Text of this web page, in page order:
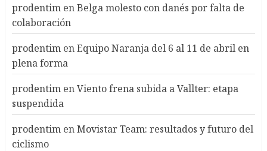
prodentim enBelga molesto con danés por falta de
colaboración
prodentim enEquipo Naranja del 6 al 11 de abril en
plena forma
prodentim enViento frena subida a Vallter: etapa
suspendida
prodentim enMovistar Team: resultados y futuro del
ciclismo